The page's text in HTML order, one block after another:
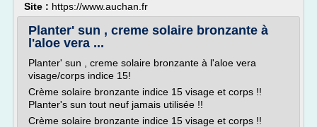
Site : https://www.auchan.fr
Planter' sun , creme solaire bronzante à
l'aloe vera ...
Planter' sun , creme solaire bronzante à l'aloe vera
visage/corps indice 15!
Crème solaire bronzante indice 15 visage et corps !!
Planter's sun tout neuf jamais utilisée !!
Crème solaire bronzante indice 15 visage et corps !!